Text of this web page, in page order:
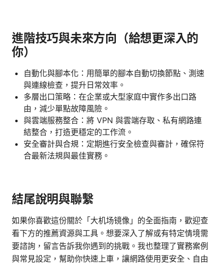
進階技巧與未來方向（給想更深入的
你）
自動化與腳本化：用簡單的腳本自動切換節點、測速
與連線檢查，提升日常效率。
多層出口策略：在企業或大型家庭中實作多出口路
由，減少單點故障風險。
與雲端服務整合：將 VPN 與雲端存取、私有網路連
結整合，打造更穩定的工作流。
安全審計與合規：定期進行安全檢查與審計，確保符
合最新法規與最佳實務。
結尾說明與聯繫
如果你喜歡這份關於「大机场镜像」的全面指南，歡迎查
看下方的推薦資源與工具。想要深入了解或有特定情境需
要諮詢，留言告訴我你遇到的挑戰。我也整理了實務案例
與常見設定，幫助你快速上車，讓網路使用更安全、自由